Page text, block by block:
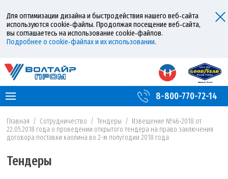
Для оптимизации дизайна и быстродействия нашего веб‑сайта
используются cookie‑файлы. Продолжая посещение веб‑сайта,
вы соглашаетесь на использование cookie‑файлов.
Подробнее о cookie‑файлах и их использовании.
8-800-770-72-14
Главная / Сотрудничество / Тендеры / Извещение №46-2018 от
22.05.2018 года о проведении открытого тендера на право заключения
договора поставки каолина во 2-м полугодии 2018 года
Тендеры